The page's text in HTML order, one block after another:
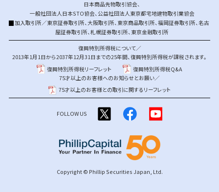
日本商品先物取引協会、
一般社団法人日本STO協会、公益社団法人東京都宅地建物取引業協会
加入取引所／東京証券取引所、大阪取引所、 東京商品取引所、福岡証券取引所、名古
屋証券取引所、札幌証券取引所、 東京金融取引所
復興特別所得税について／
2013年1月1日から2037年12月31日までの25年間、復興特別所得税が課税されます。
復興特別所得税リーフレット
復興特別所得税Q&A
75才以上のお客様へのお知らせとお願い／
75才以上のお客様との取引に関するリーフレット
FOLLOW US
Copyright © Phillip Securities Japan, Ltd.